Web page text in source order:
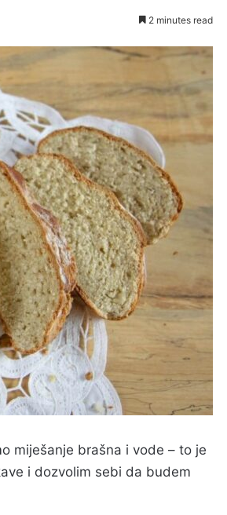
2 minutes read
miješanje brašna i vode – to je
i dozvolim sebi da budem